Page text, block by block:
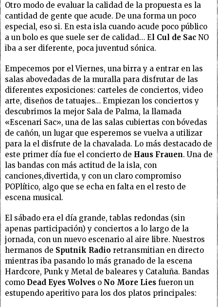
Otro modo de evaluar la calidad de la propuesta es la
cantidad de gente que acude. De una forma un poco
especial, eso si. En esta isla cuando acude poco público
a un bolo es que suele ser de calidad… El Cul de Sac NO
iba a ser diferente, poca juventud sónica.
Empecemos por el Viernes, una birra y a entrar en las
salas abovedadas de la muralla para disfrutar de las
diferentes exposiciones: carteles de conciertos, video
arte, diseños de tatuajes… Empiezan los conciertos y
descubrimos la mejor Sala de Palma, la llamada
«Escenari Sac», una de las salas cubiertas con bóvedas
de cañón, un lugar que esperemos se vuelva a utilizar
para la el disfrute de la chavalada. Lo más destacado de
este primer día fue el concierto de Haus Frauen. Una de
las bandas con más actitud de la isla, con
canciones,divertida, y con un claro compromiso
POPlítico, algo que se echa en falta en el resto de
escena musical.
El sábado era el día grande, tablas redondas (sin
apenas participación) y conciertos a lo largo de la
jornada, con un nuevo escenario al aire libre. Nuestros
hermanos de Sputnik Radio retransmitian en directo
mientras iba pasando lo más granado de la escena
Hardcore, Punk y Metal de baleares y Cataluña. Bandas
como Dead Eyes Wolves o No More Lies fueron un
estupendo aperitivo para los dos platos principales: